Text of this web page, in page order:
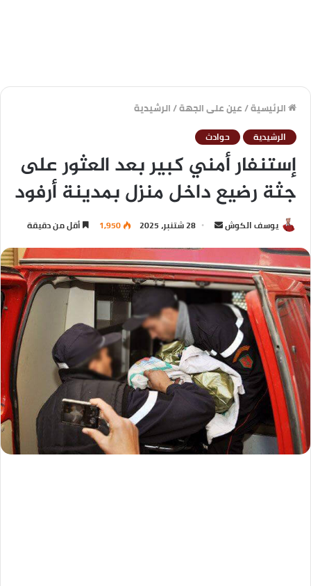
الرئيسية/عين على الجهة/الرشيدية
الرشيدية حوادث
إستنفار أمني كبير بعد العثور على
جثة رضيع داخل منزل بمدينة أرفود
يوسف الكوش 28 شتنبر، 2025 1,950 أقل من دقيقة